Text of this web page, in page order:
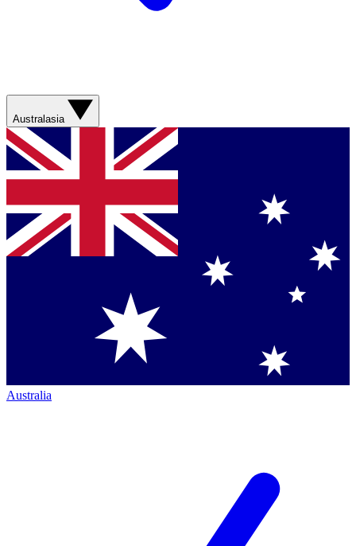
Australasia
Australia